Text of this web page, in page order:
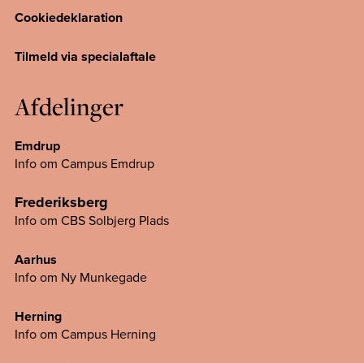
Cookiedeklaration
Tilmeld via specialaftale
Afdelinger
Emdrup
Info om Campus Emdrup
Frederiksberg
Info om CBS Solbjerg Plads
Aarhus
Info om Ny Munkegade
Herning
Info om Campus Herning